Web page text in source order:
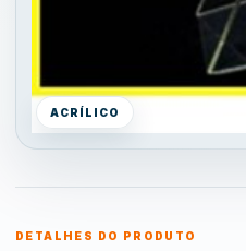
ACRÍLICO
DETALHES DO PRODUTO